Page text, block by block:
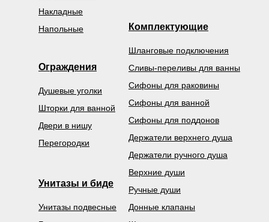
Верхние души
Ручные души
Сифоны для поддонов
Держатели верхнего душа
Держатели ручного душа
Донные клапаны
Сливы-переливы для ванны
Сифоны для ванной
Шланговые подключения
Сифоны для раковины
Унитазы и биде
Унитазы подвесные
Накладные
Напольные
Ограждения
Душевые уголки
Шторки для ванной
Двери в нишу
Перегородки
Комплектующие